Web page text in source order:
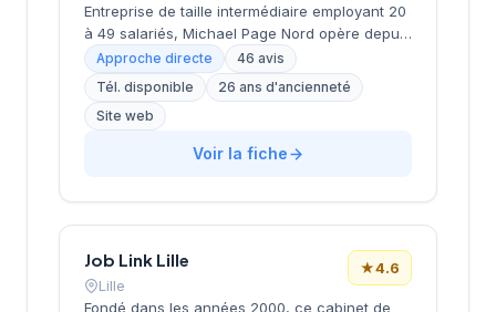
Entreprise de taille intermédiaire employant 20
à 49 salariés, Michael Page Nord opère depuis
la place du Général de Gaulle à Lille depuis
2000. Dirigée par Isabelle Lebaupain (Bastide),
cette SARL affiche une santé financière solide
avec un chiffre d'affaires de 5,5 millions
d'euros en 2024 et un résultat net positif de
185 000 euros. La structure s'appuie sur un
Approche directe
46 avis
Tél. disponible
26 ans d'ancienneté
Site web
Voir la fiche
Job Link Lille
Lille
★4.6
Fondé dans les années 2000, ce cabinet de